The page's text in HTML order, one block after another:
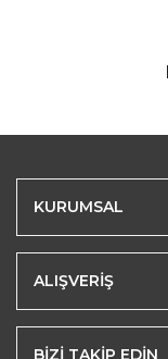
KURUMSAL
ALIŞVERİŞ